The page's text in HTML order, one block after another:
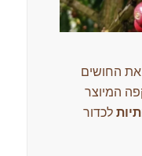
את החושים
המיוצר
לכדור